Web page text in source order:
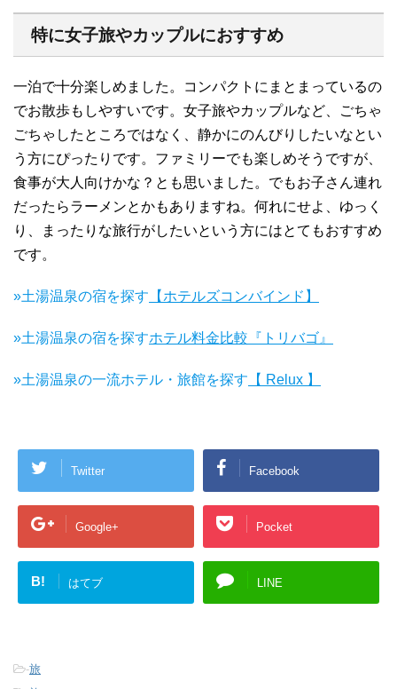
特に女子旅やカップルにおすすめ
一泊で十分楽しめました。コンパクトにまとまっているの
でお散歩もしやすいです。女子旅やカップルなど、ごちゃ
ごちゃしたところではなく、静かにのんびりしたいなとい
う方にぴったりです。ファミリーでも楽しめそうですが、
食事が大人向けかな？とも思いました。でもお子さん連れ
だったらラーメンとかもありますね。何れにせよ、ゆっく
り、まったりな旅行がしたいという方にはとてもおすすめ
です。
»土湯温泉の宿を探す 【ホテルズコンバインド】
»土湯温泉の宿を探すホテル料金比較『トリバゴ』
»土湯温泉の一流ホテル・旅館を探す 【 Relux 】
Twitter Facebook
Google+ Pocket
B! はてブ LINE
-旅